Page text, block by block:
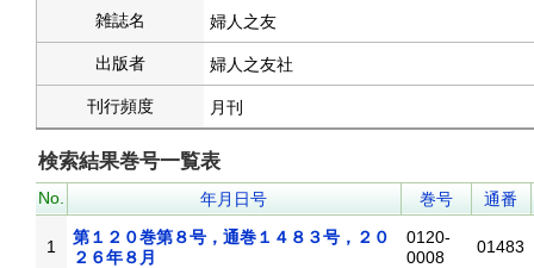
雑誌名
婦人之友
出版者 婦人之友社
刊行頻度 月刊
検索結果巻号一覧表
No. 年月日号 巻号 通番
1
第１２０巻第８号，通巻１４８３号，２０
２６年８月
0120-
0008
01483